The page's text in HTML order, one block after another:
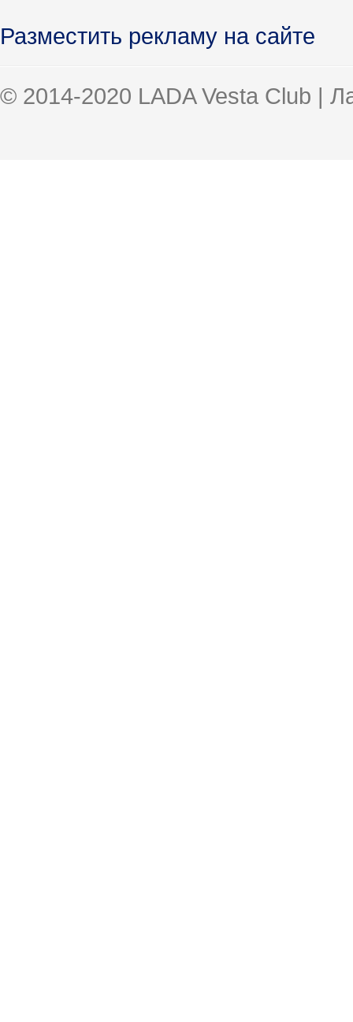
Разместить рекламу на сайте
© 2014-2020 LADA Vesta Club |